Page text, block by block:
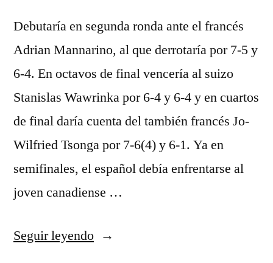
Debutaría en segunda ronda ante el francés
Adrian Mannarino, al que derrotaría por 7-5 y
6-4. En octavos de final vencería al suizo
Stanislas Wawrinka por 6-4 y 6-4 y en cuartos
de final daría cuenta del también francés Jo-
Wilfried Tsonga por 7-6(4) y 6-1. Ya en
semifinales, el español debía enfrentarse al
joven canadiense …
Seguir leyendo«camiseta